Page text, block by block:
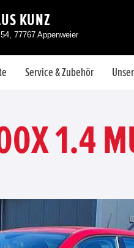
KUNZ
77767 Appenweier
Service & Zubehör
1.4